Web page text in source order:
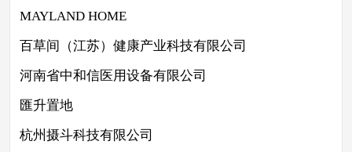
MAYLAND HOME
百草间（江苏）健康产业科技有限公司
河南省中和信医用设备有限公司
匯升置地
杭州摄斗科技有限公司